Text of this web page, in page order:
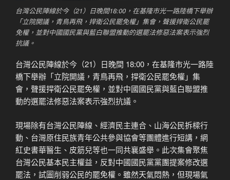
台灣公民陣線於今（21）日晚間18:00，在基隆市光一路陸橋下舉辦
「立院開議，青鳥再飛，捍衛公民罷免權」集會，聲援捍衛公民罷
免權，並對中國國民黨與藍白聯盟推動的選罷法修惡法案表示強烈
抗議。
台灣公民陣線於今（21）日晚間 18:00，在基隆市光一路陸
橋下舉辦「立院開議，青鳥再飛，捍衛公民罷免權」集
會，聲援捍衛公民罷免權，並對中國國民黨與藍白聯盟推
動的選罷法修惡法案表示強烈抗議。
現場除有台灣公民陣線、經濟民主連合、山海公民拆樑行
動、台灣原住民族青年公共參與協會等團體進行短講，網
紅史書華醫生、皮筋兒等也一同共襄盛舉。此次集會聚焦
台灣公民基本民主權益，反對中國國民黨黨團提案修改選
罷法，試圖削弱公民的罷免權。雖然天氣悶熱，但現場氣